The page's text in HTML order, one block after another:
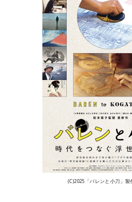
(C)2025「バレンと小刀」製